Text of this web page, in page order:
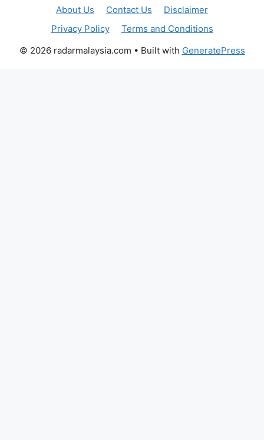
About Us Contact Us
Disclaimer
Privacy Policy
Terms and Conditions
© 2026 radarmalaysia.com • Built with GeneratePress